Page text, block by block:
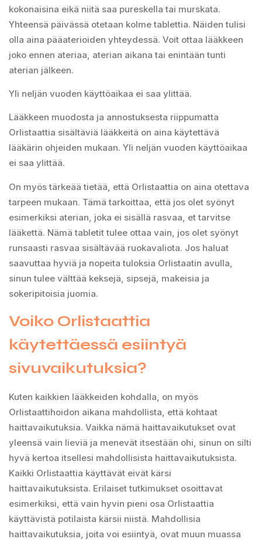
kokonaisina eikä niitä saa pureskella tai murskata.
Yhteensä päivässä otetaan kolme tablettia. Näiden tulisi
olla aina pääaterioiden yhteydessä. Voit ottaa lääkkeen
joko ennen ateriaa, aterian aikana tai enintään tunti
aterian jälkeen.
Yli neljän vuoden käyttöaikaa ei saa ylittää.
Lääkkeen muodosta ja annostuksesta riippumatta
Orlistaattia sisältäviä lääkkeitä on aina käytettävä
lääkärin ohjeiden mukaan. Yli neljän vuoden käyttöaikaa
ei saa ylittää.
On myös tärkeää tietää, että Orlistaattia on aina otettava
tarpeen mukaan. Tämä tarkoittaa, että jos olet syönyt
esimerkiksi aterian, joka ei sisällä rasvaa, et tarvitse
lääkettä. Nämä tabletit tulee ottaa vain, jos olet syönyt
runsaasti rasvaa sisältävää ruokavaliota. Jos haluat
saavuttaa hyviä ja nopeita tuloksia Orlistaatin avulla,
sinun tulee välttää keksejä, sipsejä, makeisia ja
sokeripitoisia juomia.
Voiko Orlistaattia
käytettäessä esiintyä
sivuvaikutuksia?
Kuten kaikkien lääkkeiden kohdalla, on myös
Orlistaattihoidon aikana mahdollista, että kohtaat
haittavaikutuksia. Vaikka nämä haittavaikutukset ovat
yleensä vain lieviä ja menevät itsestään ohi, sinun on silti
hyvä kertoa itsellesi mahdollisista haittavaikutuksista.
Kaikki Orlistaattia käyttävät eivät kärsi
haittavaikutuksista. Erilaiset tutkimukset osoittavat
esimerkiksi, että vain hyvin pieni osa Orlistaattia
käyttävistä potilaista kärsii niistä. Mahdollisia
haittavaikutuksia, joita voi esiintyä, ovat muun muassa